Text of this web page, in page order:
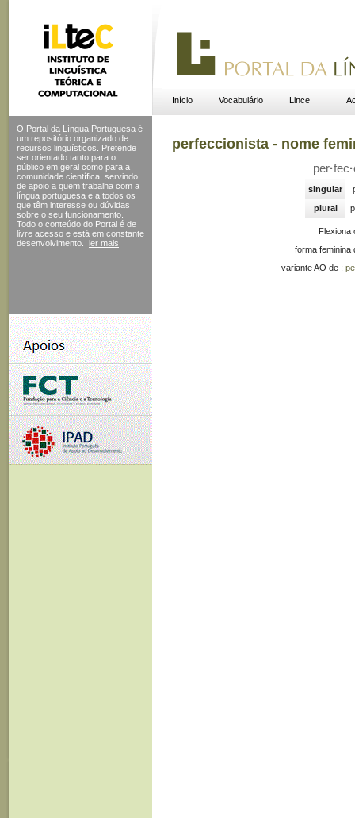
Início Vocabulário Lince
O Portal da Língua Portuguesa é
um repositório organizado de
recursos linguísticos. Pretende
ser orientado tanto para o
público em geral como para a
comunidade científica, servindo
de apoio a quem trabalha com a
língua portuguesa e a todos os
que têm interesse ou dúvidas
sobre o seu funcionamento.
Todo o conteúdo do Portal é de
livre acesso e está em constante
desenvolvimento.
ler mais
perfeccionista - nome
per·fec·
singular
plural
Flexiona
forma feminina
variante AO de :